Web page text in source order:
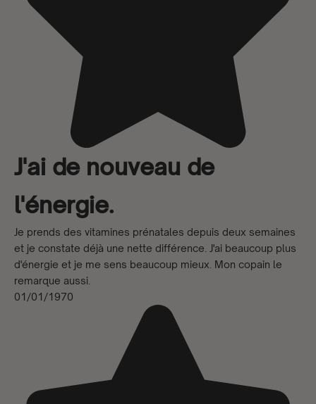
J'ai de nouveau de
l'énergie.
Je prends des vitamines prénatales depuis deux semaines
et je constate déjà une nette différence. J'ai beaucoup plus
d'énergie et je me sens beaucoup mieux. Mon copain le
remarque aussi.
01/01/1970